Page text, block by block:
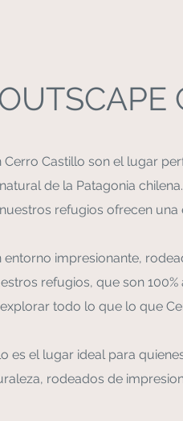
Cerro Castillo son el lugar
de la Patagonia
refugios ofrecen
entorno impresionante,
refugios, que son
todo lo que lo que
es el lugar ideal para
rodeados de